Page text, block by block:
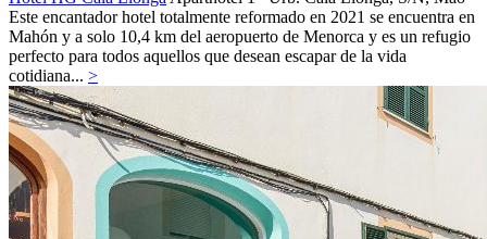
Este encantador hotel totalmente reformado en 2021 se encuentra en
Mahón y a solo 10,4 km del aeropuerto de Menorca y es un refugio
perfecto para todos aquellos que desean escapar de la vida
cotidiana... >